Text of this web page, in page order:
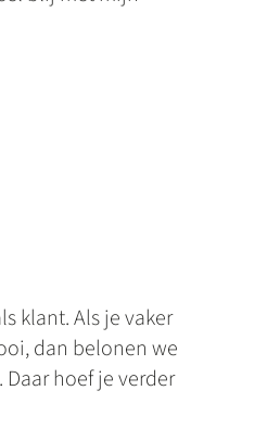
klant. Als je vaker
dan belonen we
hoef je verder